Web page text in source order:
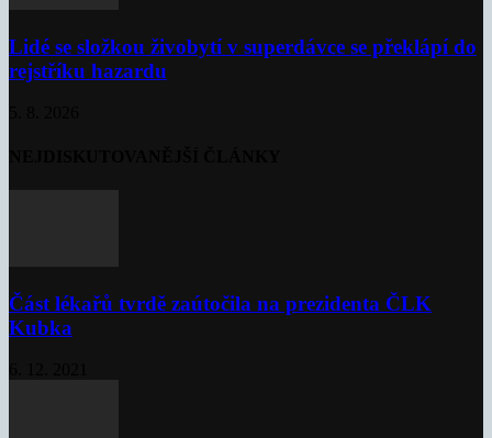
Lidé se složkou živobytí v superdávce se překlápí do
rejstříku hazardu
Část lékařů tvrdě zaútočila na prezidenta ČLK
Kubka